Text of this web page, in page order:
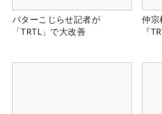
パターこじらせ記者が
「TRTL」で大改善
仲宗
『